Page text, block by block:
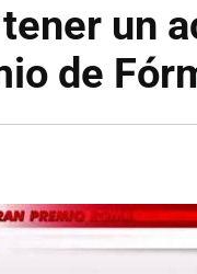
un
de